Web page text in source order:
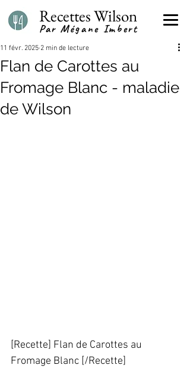
Par Mégane Imbert
Recettes Wilson
Flan de Carottes au
Fromage Blanc - maladie
de Wilson
11 févr. 2025 2 min de lecture
[Recette] Flan de Carottes au
Fromage Blanc [/Recette]